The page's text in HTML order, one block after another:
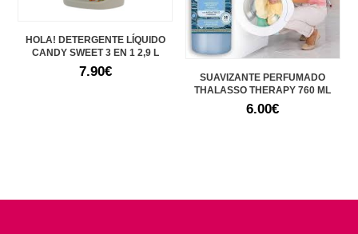
HOLA! DETERGENTE LÍQUIDO
CANDY SWEET 3 EN 1 2,9 L
7.90€
SUAVIZANTE PERFUMADO
THALASSO THERAPY 760 ML
6.00€